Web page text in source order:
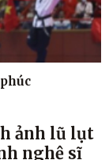
ảnh lũ lụt
nghệ sĩ